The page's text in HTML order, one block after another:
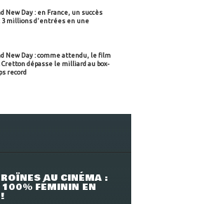
New Day : en France, un succès
3 millions d'entrées en une
New Day : comme attendu, le film
dépasse le milliard au box-
record
AU CINÉMA :
100% FÉMININ EN